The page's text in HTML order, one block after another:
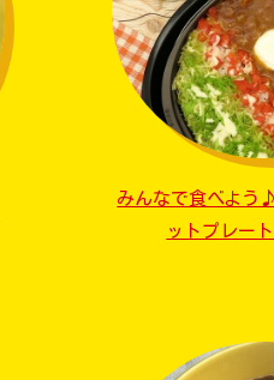
みんなで食べよう
ットプレー